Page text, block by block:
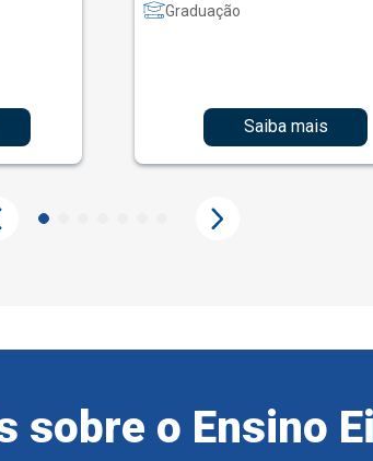
Graduação
Saiba mais
sobre o Ensino